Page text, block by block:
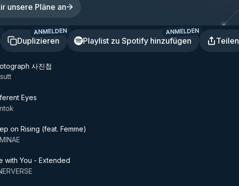
unsere Pläne an
Duplizieren
ANMELDEN
Playlist zu Spotify hinzufügen
ANMELDEN
Teilen
사진첩
Eyes
on Rising (feat. Femme)
with You - Extended